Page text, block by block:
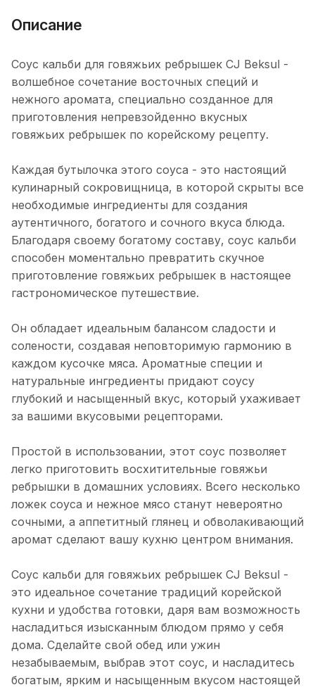
Описание
Соус кальби для говяжьих ребрышек CJ Beksul -
волшебное сочетание восточных специй и
нежного аромата, специально созданное для
приготовления непревзойденно вкусных
говяжьих ребрышек по корейскому рецепту.
Каждая бутылочка этого соуса - это настоящий
кулинарный сокровищница, в которой скрыты все
необходимые ингредиенты для создания
аутентичного, богатого и сочного вкуса блюда.
Благодаря своему богатому составу, соус кальби
способен моментально превратить скучное
приготовление говяжьих ребрышек в настоящее
гастрономическое путешествие.
Он обладает идеальным балансом сладости и
солености, создавая неповторимую гармонию в
каждом кусочке мяса. Ароматные специи и
натуральные ингредиенты придают соусу
глубокий и насыщенный вкус, который ухаживает
за вашими вкусовыми рецепторами.
Простой в использовании, этот соус позволяет
легко приготовить восхитительные говяжьи
ребрышки в домашних условиях. Всего несколько
ложек соуса и нежное мясо станут невероятно
сочными, а аппетитный глянец и обволакивающий
аромат сделают вашу кухню центром внимания.
Соус кальби для говяжьих ребрышек CJ Beksul -
это идеальное сочетание традиций корейской
кухни и удобства готовки, даря вам возможность
насладиться изысканным блюдом прямо у себя
дома. Сделайте свой обед или ужин
незабываемым, выбрав этот соус, и насладитесь
богатым, ярким и насыщенным вкусом настоящей